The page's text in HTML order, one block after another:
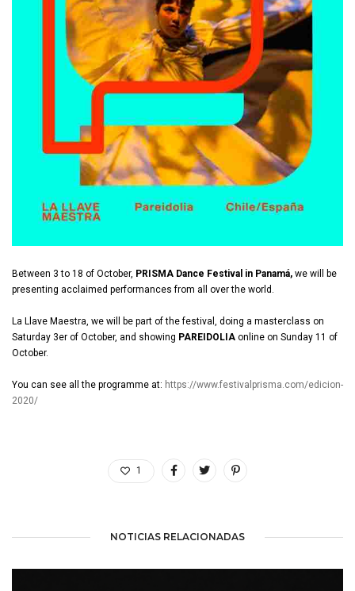
Between 3 to 18 of October, PRISMA Dance Festival in Panamá, we will be
presenting acclaimed performances from all over the world.
La Llave Maestra, we will be part of the festival, doing a masterclass on
Saturday 3er of October, and showing PAREIDOLIA online on Sunday 11 of
October.
You can see all the programme at: https://www.festivalprisma.com/edicion-
2020/
1
NOTICIAS RELACIONADAS